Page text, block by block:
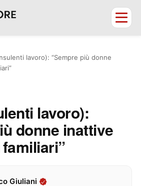
lavoro): “Sempre più donne
lavoro):
donne inattive
Giuliani